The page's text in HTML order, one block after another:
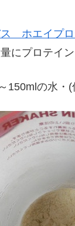
ホエイプ
量にプロテイ
150mlの水・(